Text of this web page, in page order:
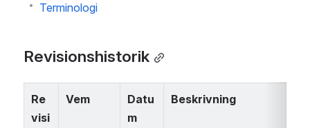
Terminologi
Revisionshistorik
Re
visi
Vem
Datu
m
Beskrivning